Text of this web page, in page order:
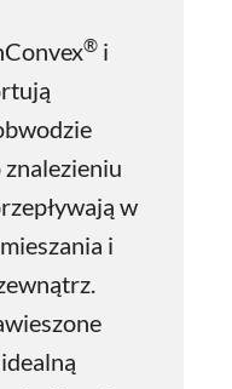
® i
znalezieniu
w
i